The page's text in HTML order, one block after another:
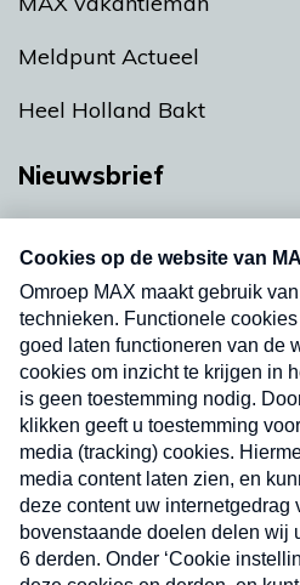
Meldpunt Actueel
Heel Holland Bakt
Nieuwsbrief
nieuwsbrief. Elke vrijdag-
uw mailbox.
Nieuwsbrief